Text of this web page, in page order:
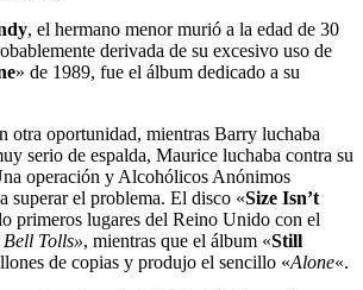
, el hermano menor murió a la edad de 30
derivada de su excesivo uso de
» de 1989, fue el álbum dedicado a su
otra oportunidad, mientras Barry luchaba
serio de espalda, Maurice luchaba contra su
operación y Alcohólicos Anónimos
superar el problema. El disco «Size Isn’t
primeros lugares del Reino Unido con el
Tolls», mientras que el álbum «Still
de copias y produjo el sencillo «Alone«.